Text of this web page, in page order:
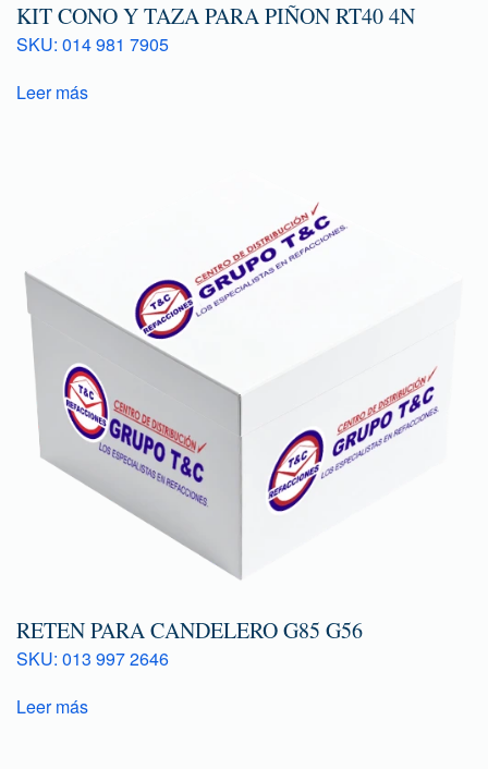
KIT CONO Y TAZA PARA PIÑON RT40 4N
SKU: 014 981 7905
Leer más
RETEN PARA CANDELERO G85 G56
SKU: 013 997 2646
Leer más